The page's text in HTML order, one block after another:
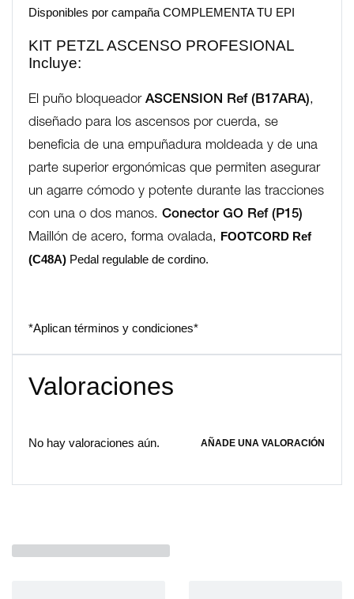
Disponibles por campaña COMPLEMENTA TU EPI
KIT PETZL ASCENSO PROFESIONAL
Incluye:
El puño bloqueador ASCENSION Ref (B17ARA),
diseñado para los ascensos por cuerda, se
beneficia de una empuñadura moldeada y de una
parte superior ergonómicas que permiten asegurar
un agarre cómodo y potente durante las tracciones
con una o dos manos. Conector GO Ref (P15)
Maillón de acero, forma ovalada, FOOTCORD Ref
(C48A) Pedal regulable de cordino.
*Aplican términos y condiciones*
Valoraciones
No hay valoraciones aún. AÑADE UNA VALORACIÓN